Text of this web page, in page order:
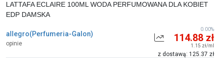
allegro(Perfumeria-Galon)
opinie
LATTAFA ECLAIRE 100ML WODA PERFUMOWANA DLA KOBIET
EDP DAMSKA
114.88 zł
1.15 zł/ml
z dostawą: 125.37 zł
0.00%